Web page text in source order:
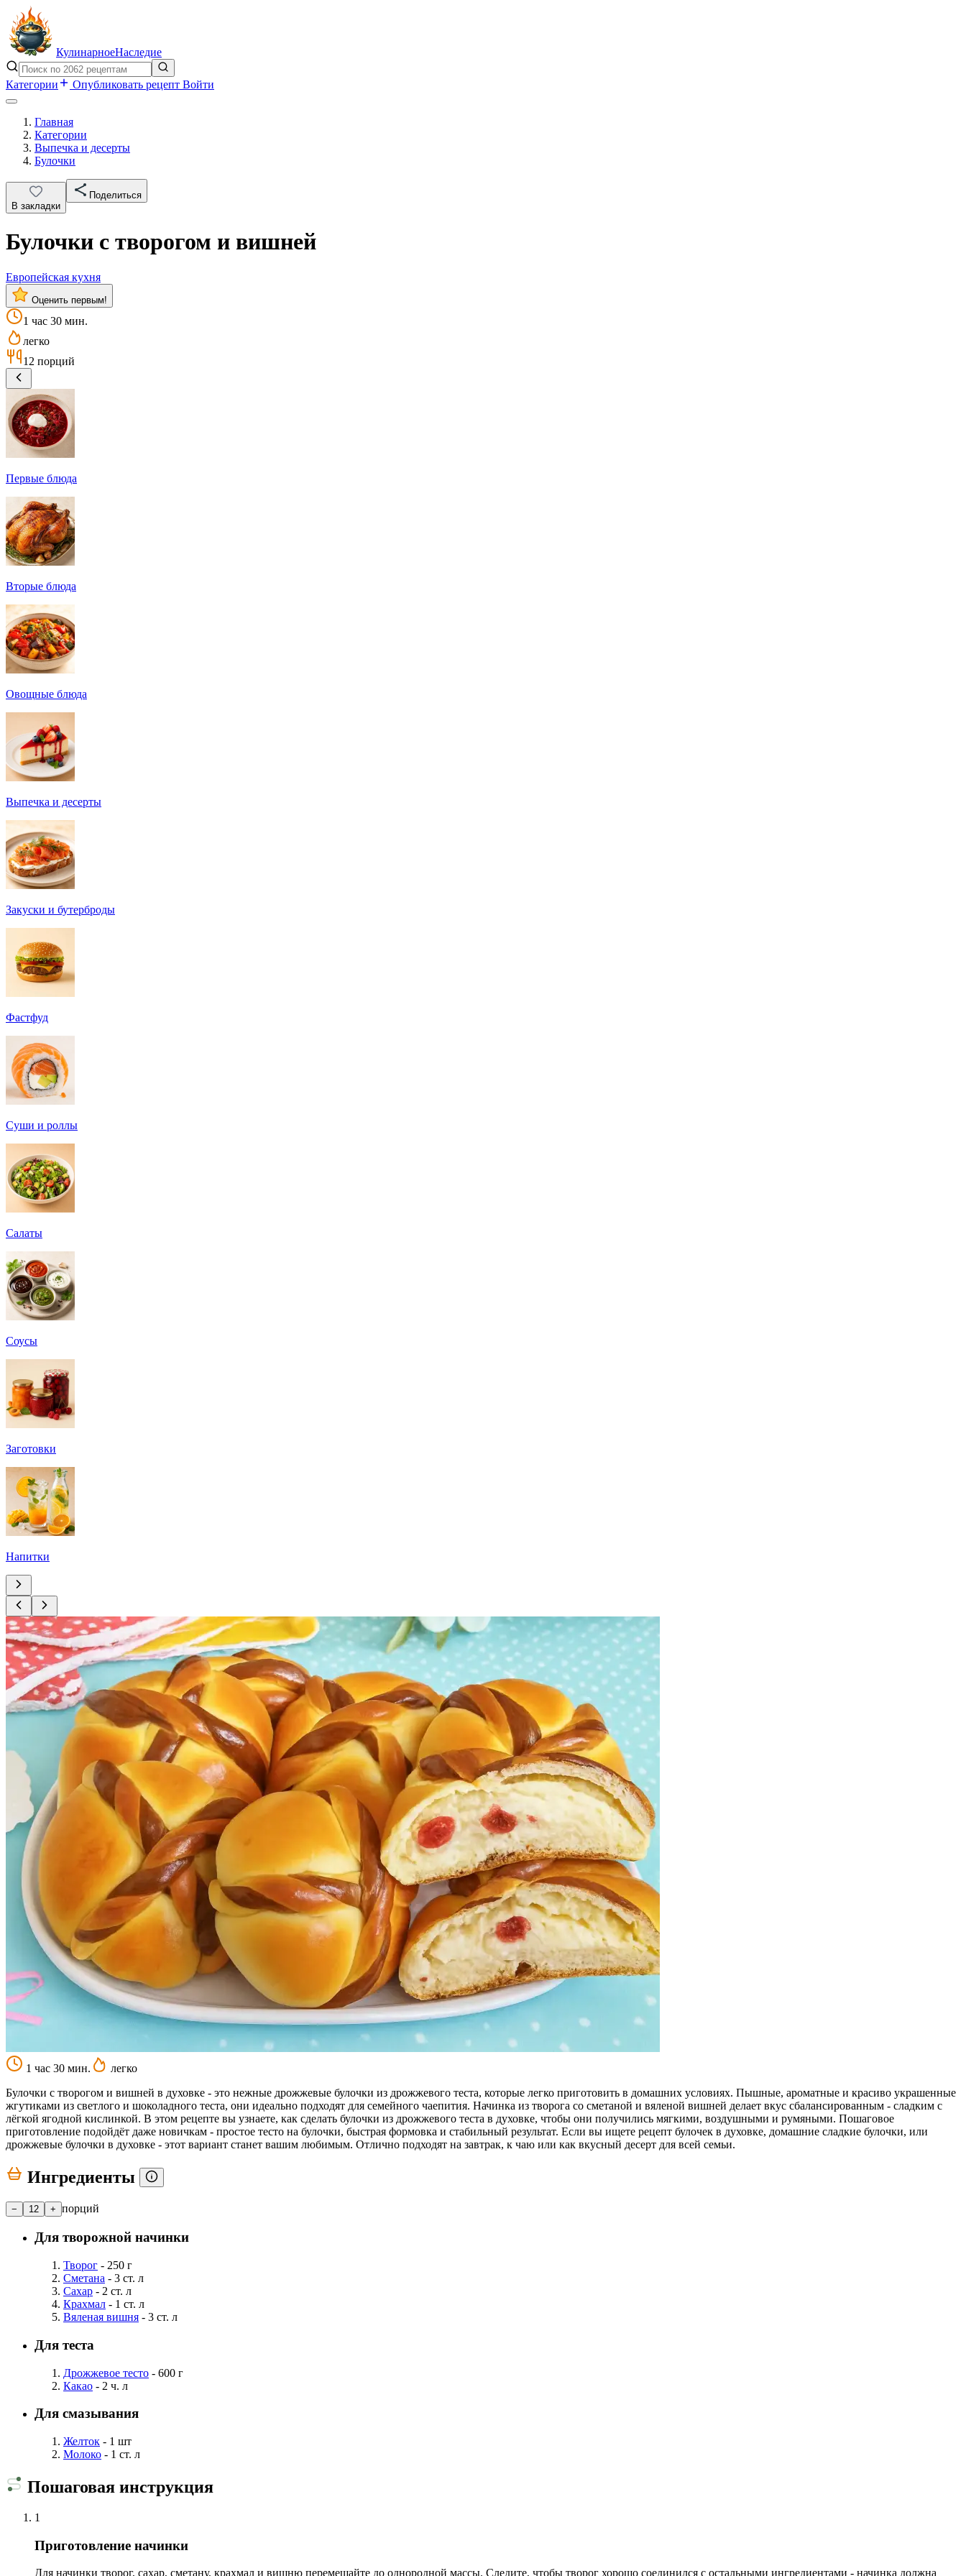
КулинарноеНаследие
Категории Опубликовать рецепт Войти
Главная
Категории
Выпечка и десерты
Булочки
В закладки
Поделиться
Булочки с творогом и вишней
Европейская кухня
Оценить первым!
1 час 30 мин.
легко
12 порций
Первые блюда
Вторые блюда
Овощные блюда
Выпечка и десерты
Закуски и бутерброды
Фастфуд
Суши и роллы
Салаты
Соусы
Заготовки
Напитки
1 час 30 мин.
легко
Булочки с творогом и вишней в духовке - это нежные дрожжевые булочки из дрожжевого теста, которые легко приготовить в домашних условиях. Пышные, ароматные и красиво украшенные
жгутиками из светлого и шоколадного теста, они идеально подходят для семейного чаепития. Начинка из творога со сметаной и вяленой вишней делает вкус сбалансированным - сладким с
лёгкой ягодной кислинкой. В этом рецепте вы узнаете, как сделать булочки из дрожжевого теста в духовке, чтобы они получились мягкими, воздушными и румяными. Пошаговое
приготовление подойдёт даже новичкам - простое тесто на булочки, быстрая формовка и стабильный результат. Если вы ищете рецепт булочек в духовке, домашние сладкие булочки, или
дрожжевые булочки в духовке - этот вариант станет вашим любимым. Отлично подходят на завтрак, к чаю или как вкусный десерт для всей семьи.
Ингредиенты
− 12 + порций
Для творожной начинки
Творог - 250 г
Сметана - 3 ст. л
Сахар - 2 ст. л
Крахмал - 1 ст. л
Вяленая вишня - 3 ст. л
Для теста
Дрожжевое тесто - 600 г
Какао - 2 ч. л
Для смазывания
Желток - 1 шт
Молоко - 1 ст. л
Пошаговая инструкция
1
Приготовление начинки
Для начинки творог, сахар, сметану, крахмал и вишню перемешайте до однородной массы. Следите, чтобы творог хорошо соединился с остальными ингредиентами - начинка должна